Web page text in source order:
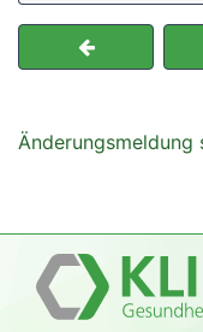
Änderungsmeldung